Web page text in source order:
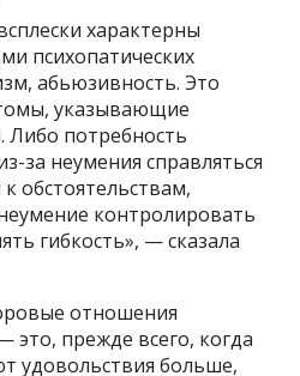
характерны
психопатических
абьюзивность. Это
указывающие
Либо потребность
за неумения справляться
обстоятельствам,
контролировать
гибкость», — сказала
отношения
прежде всего, когда
удовольствия больше,